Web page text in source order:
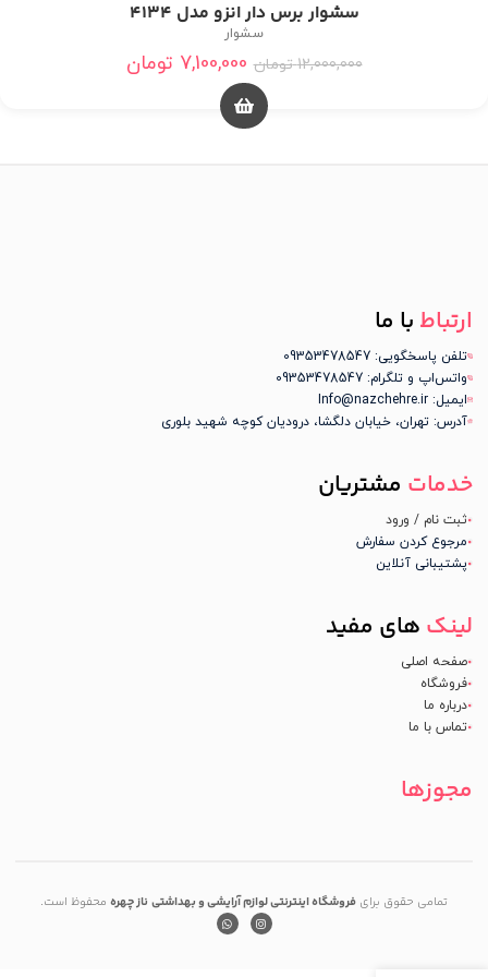
سشوار برس دار انزو مدل 4134
سشوار
12,000,000 تومان 7,100,000 تومان
ارتباط با ما
تلفن پاسخگویی: 09353478547
واتس‌اپ و تلگرام: 09353478547
ایمیل: Info@nazchehre.ir
آدرس: تهران، خیابان دلگشا، درودیان کوچه شهید بلوری
خدمات مشتریان
ثبت نام / ورود
مرجوع کردن سفارش
پشتیبانی آنلاین
لینک های مفید
صفحه اصلی
فروشگاه
درباره ما
تماس با ما
مجوزها
تمامی حقوق برای فروشگاه اینترنتی لوازم آرایشی و بهداشتی ناز چهرهمحفوظ است.